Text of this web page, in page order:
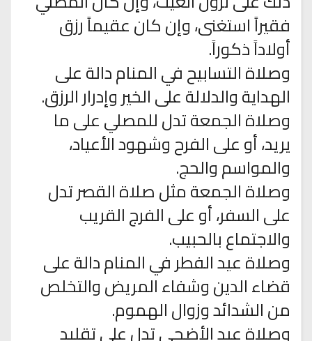
فقيراً استغنى، وإن كان عقيماً رزق
أولاداً ذكوراً.
وصلاة التسابيح في المنام دالة على
الهداية والدلالة على الخير وإدرار الرزق.
وصلاة الجمعة تدل للمصلي على ما
يريد، أو على الفرح وشهود الأعياد،
والمواسم والحج.
وصلاة الجمعة مثل صلاة القصر تدل
على السفر، أو على الفرج القريب
والاجتماع بالحبيب.
وصلاة عيد الفطر في المنام دالة على
قضاء الدين وشفاء المريض والتخلص
من الشدائد وزوال الهموم.
وصلاة عيد الأضحى تدل على تقليد